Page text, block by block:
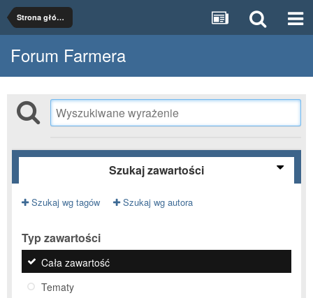
Strona główna
Forum Farmera
Szukaj zawartości
Szukaj wg tagów Szukaj wg autora
Typ zawartości
Cała zawartość
Tematy